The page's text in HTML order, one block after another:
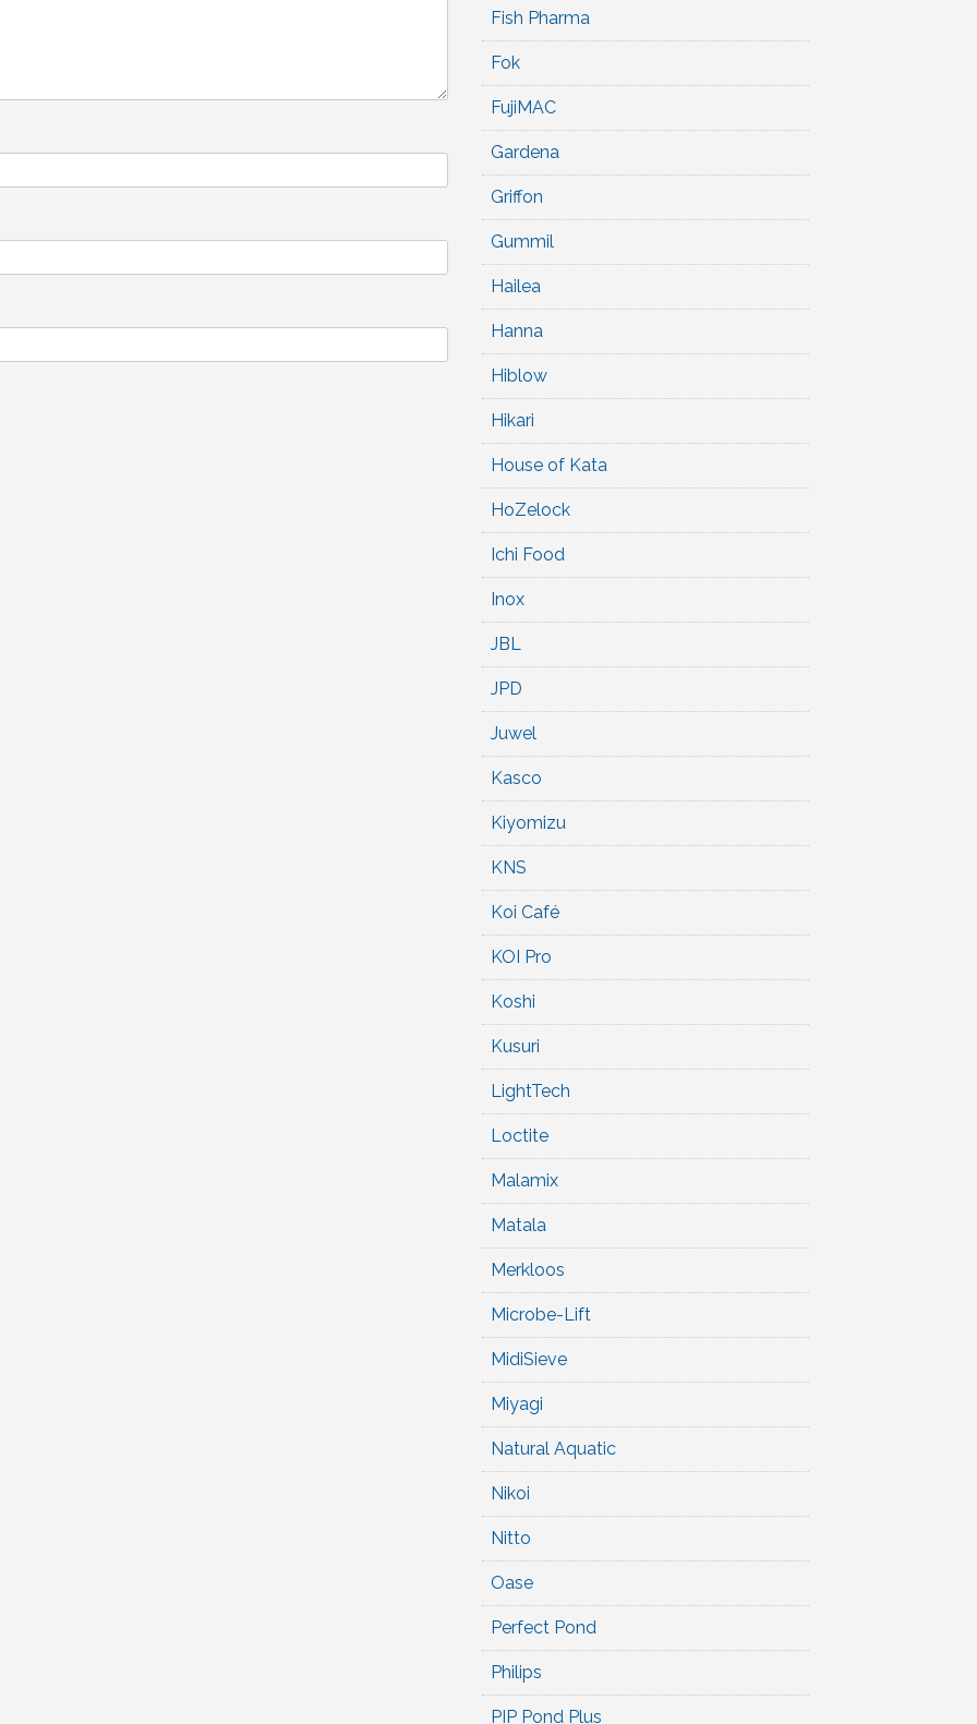
Fish Pharma
Fok
FujiMAC
Gardena
Griffon
Gummil
Hailea
Hanna
Hiblow
Hikari
House of Kata
HoZelock
Ichi Food
Inox
JBL
JPD
Juwel
Kasco
Kiyomizu
KNS
Koi Café
KOI Pro
Koshi
Kusuri
LightTech
Loctite
Malamix
Matala
Merkloos
Microbe-Lift
MidiSieve
Miyagi
Natural Aquatic
Nikoi
Nitto
Oase
Perfect Pond
Philips
PIP Pond Plus